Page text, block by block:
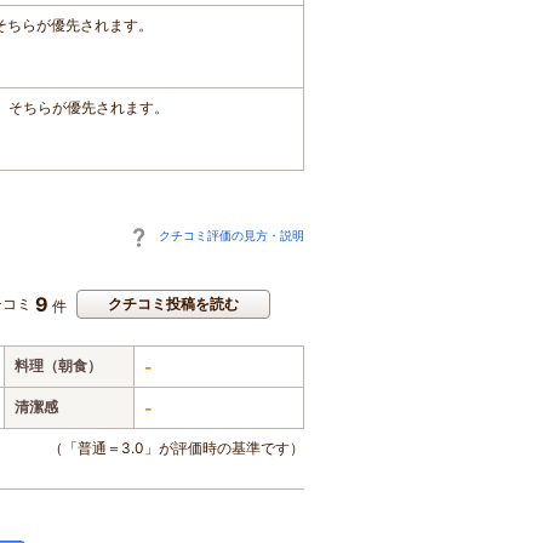
らが優先されます。
ちらが優先されます。
クチコミ評価の見方・説明
ミ 9 件 クチコミ投稿を読む
料理（朝食） -
清潔感 -
（「普通＝3.0」が評価時の基準です）